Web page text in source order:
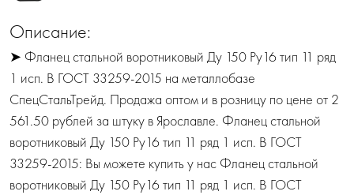
Описание:
➤ Фланец стальной воротниковый Ду 150 Ру16 тип 11 ряд
1 исп. B ГОСТ 33259-2015 на металлобазе
СпецСтальТрейд. Продажа оптом и в розницу по цене от 2
561.50 рублей за штуку в Ярославле. Фланец стальной
воротниковый Ду 150 Ру16 тип 11 ряд 1 исп. B ГОСТ
33259-2015: Вы можете купить у нас Фланец стальной
воротниковый Ду 150 Ру16 тип 11 ряд 1 исп. B ГОСТ